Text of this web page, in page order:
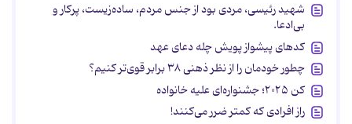
شهید رئیسی، مردی بود از جنس مردم، ساده‌زیست، پرکار و
بی‌ادعا.
کدهای پیشواز پویش چله دعای عهد
چطور خودمان را از نظر ذهنی ۳۸ برابر قوی‌تر کنیم؟
کن ۲۰۲۵؛ جشنواره‌ای علیه خانواده
راز افرادی که کمتر ضرر می‌کنند!